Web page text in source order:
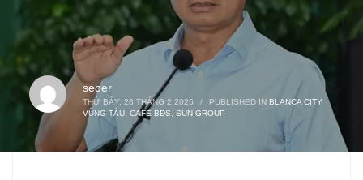
seoer
THỨ BẢY, 28 THÁNG 2 2026 / PUBLISHED IN BLANCA CITY
VŨNG TÀU, CAFE BĐS, SUN GROUP